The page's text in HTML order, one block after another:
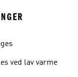
ved lav varme